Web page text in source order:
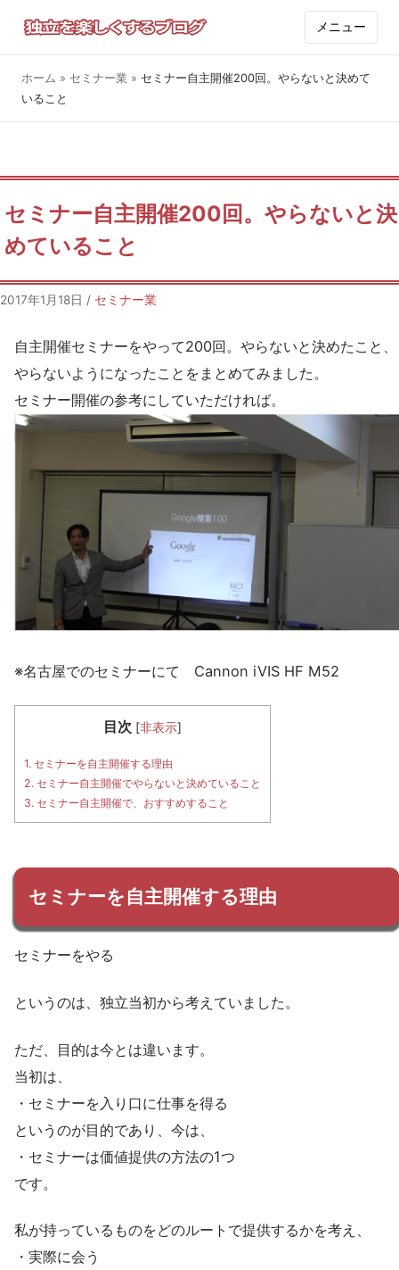
メニュー
ホーム » セミナー業 » セミナー自主開催200回。やらないと決めて
いること
セミナー自主開催200回。やらないと決
めていること
2017年1月18日 / セミナー業
自主開催セミナーをやって200回。やらないと決めたこと、
やらないようになったことをまとめてみました。
セミナー開催の参考にしていただければ。
※名古屋でのセミナーにて Cannon iVIS HF M52
目次 [非表示]
1. セミナーを自主開催する理由
2. セミナー自主開催でやらないと決めていること
3. セミナー自主開催で、おすすめすること
セミナーを自主開催する理由
セミナーをやる
というのは、独立当初から考えていました。
ただ、目的は今とは違います。
当初は、
・セミナーを入り口に仕事を得る
というのが目的であり、今は、
・セミナーは価値提供の方法の1つ
です。
私が持っているものをどのルートで提供するかを考え、
・実際に会う